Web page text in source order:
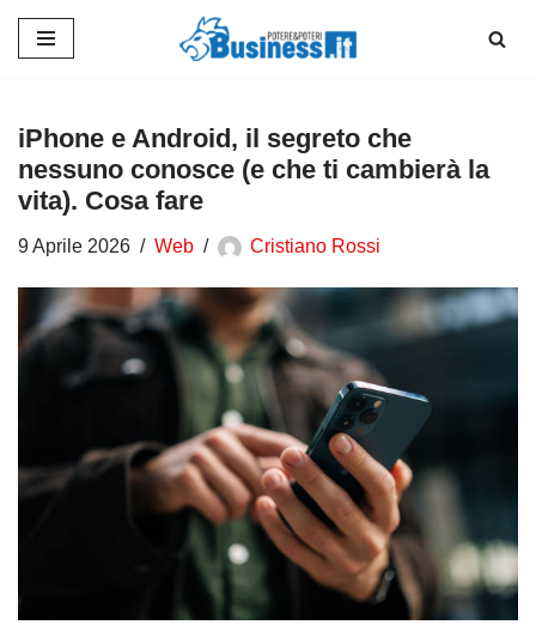
contenuto
iPhone e Android, il segreto che
nessuno conosce (e che ti cambierà la
vita). Cosa fare
9 Aprile 2026 Web Cristiano Rossi